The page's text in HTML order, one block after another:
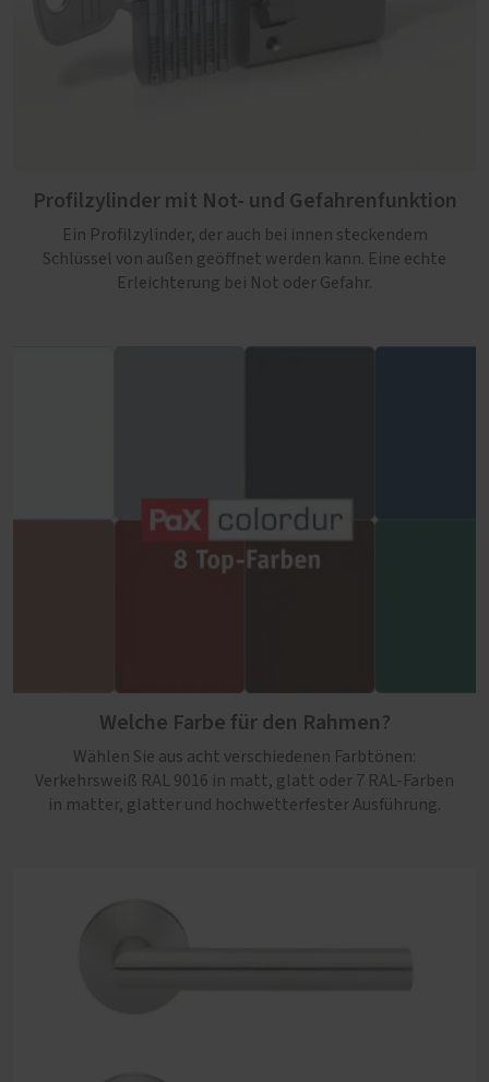
Profilzylinder mit Not- und Gefahrenfunktion
Ein Profilzylinder, der auch bei innen steckendem
Schlüssel von außen geöffnet werden kann. Eine echte
Erleichterung bei Not oder Gefahr.
Welche Farbe für den Rahmen?
Wählen Sie aus acht verschiedenen Farbtönen:
Verkehrsweiß RAL 9016 in matt, glatt oder 7 RAL-Farben
in matter, glatter und hochwetterfester Ausführung.